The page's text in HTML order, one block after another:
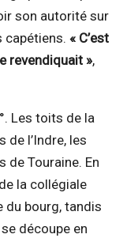
son autorité sur
capétiens. « C’est
revendiquait »,
Les toits de la
de l’Indre, les
de Touraine. En
la collégiale
du bourg, tandis
découpe en